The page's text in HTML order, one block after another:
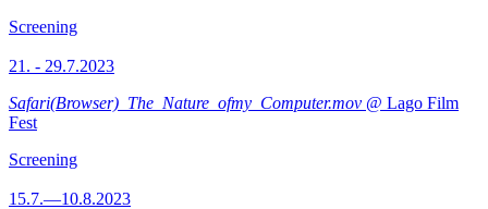
Screening
21. - 29.7.2023
Safari(Browser)_The_Nature_ofmy_Computer.mov @ Lago Film
Fest
Screening
15.7.—10.8.2023